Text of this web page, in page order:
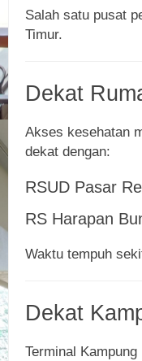
Salah satu pusat
Timur.
Dekat
Akses kesehatan
dekat dengan:
RSUD Pasar
RS Harapan
Waktu tempuh
Dekat
Terminal